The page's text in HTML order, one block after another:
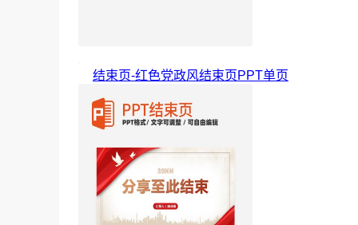
结束页-红色党政风结束页PPT单页